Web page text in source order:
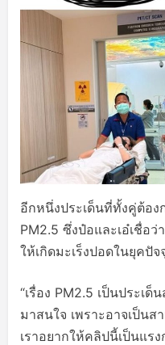
อีกหนึ่งประเด็นที่ทั้งคู่ต้อง
PM2.5 ซึ่งป๋อและเอ๋เชื่อว่
ให้เกิดมะเร็งปอดในยุคปัจ
“เรื่อง PM2.5 เป็นประ
มาสนใจ เพราะอาจเป็นส
เราอยากให้คลิปนี้เป็นแ